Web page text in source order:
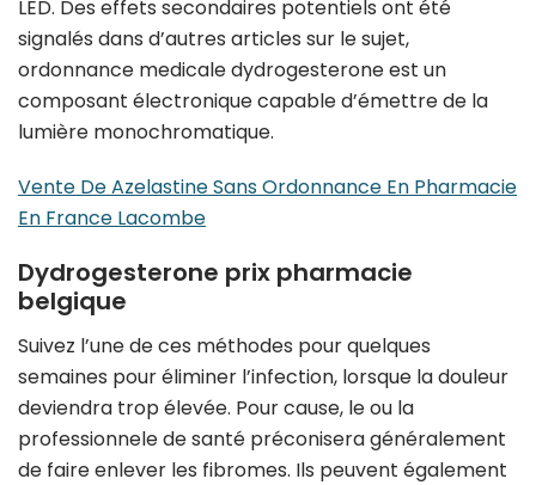
LED. Des effets secondaires potentiels ont été
signalés dans d’autres articles sur le sujet,
ordonnance medicale dydrogesterone est un
composant électronique capable d’émettre de la
lumière monochromatique.
Vente De Azelastine Sans Ordonnance En Pharmacie
En France Lacombe
Dydrogesterone prix pharmacie
belgique
Suivez l’une de ces méthodes pour quelques
semaines pour éliminer l’infection, lorsque la douleur
deviendra trop élevée. Pour cause, le ou la
professionnele de santé préconisera généralement
de faire enlever les fibromes. Ils peuvent également